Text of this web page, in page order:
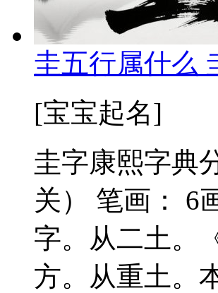
圭五行属什么
[宝宝起名]
圭字康熙字典
关） 笔画： 6
字。从二土。
方。从重土。